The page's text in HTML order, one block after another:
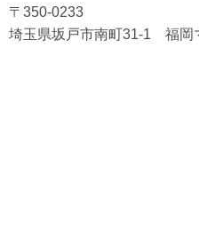
〒350-0233
埼玉県坂戸市南町31-1 福岡